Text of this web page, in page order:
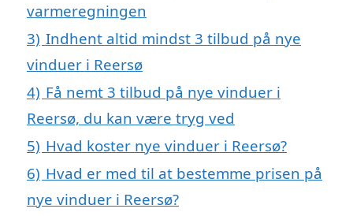
varmeregningen
3) Indhent altid mindst 3 tilbud på nye
vinduer i Reersø
4) Få nemt 3 tilbud på nye vinduer i
Reersø, du kan være tryg ved
5) Hvad koster nye vinduer i Reersø?
6) Hvad er med til at bestemme prisen på
nye vinduer i Reersø?